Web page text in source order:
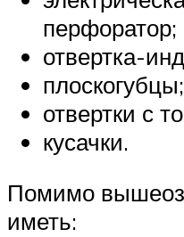
перфоратор;
отвертка-
плоскогубцы;
отвертки с
кусачки.
Помимо
иметь: